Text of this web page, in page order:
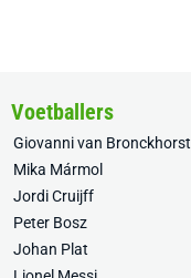
Voetballers
Giovanni van Bronckhorst
Mika Mármol
Jordi Cruijff
Peter Bosz
Johan Plat